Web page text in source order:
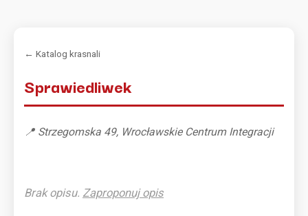
← Katalog krasnali
Sprawiedliwek
📍 Strzegomska 49, Wrocławskie Centrum Integracji
Brak opisu. Zaproponuj opis